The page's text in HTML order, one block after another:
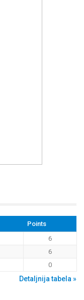
Points
6
6
0
Detaljnija tabela »